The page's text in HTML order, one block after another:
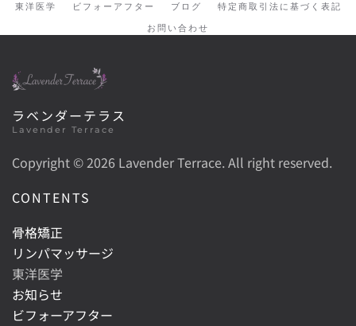
東洋医学
ビフォーアフター ブログ
特定商取引法に基づく表記
お問い合わせ
ラベンダーテラス
Lavender Terrace
Copyright ©2026 Lavender Terrace. All right reserved.
CONTENTS
骨格矯正
リンパマッサージ
東洋医学
お知らせ
ビフォーアフター